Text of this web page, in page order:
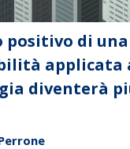
positivo di
applicata
diventerà